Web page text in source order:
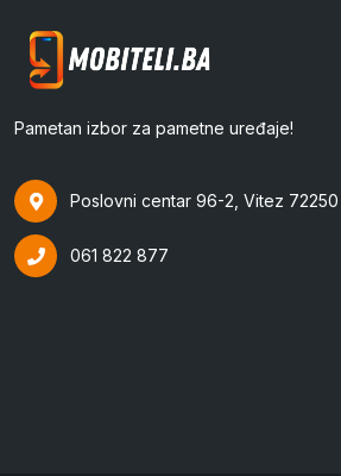
Pametan izbor za pametne uređaje!
Poslovni centar 96-2, Vitez 72250
061 822 877